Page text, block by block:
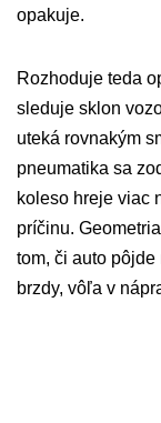
opakuje.
Rozhoduje teda
sleduje sklon
uteká rovnakým
pneumatika sa
koleso hreje viac
príčinu.
tom, či auto pôjde
brzdy, vôľa v